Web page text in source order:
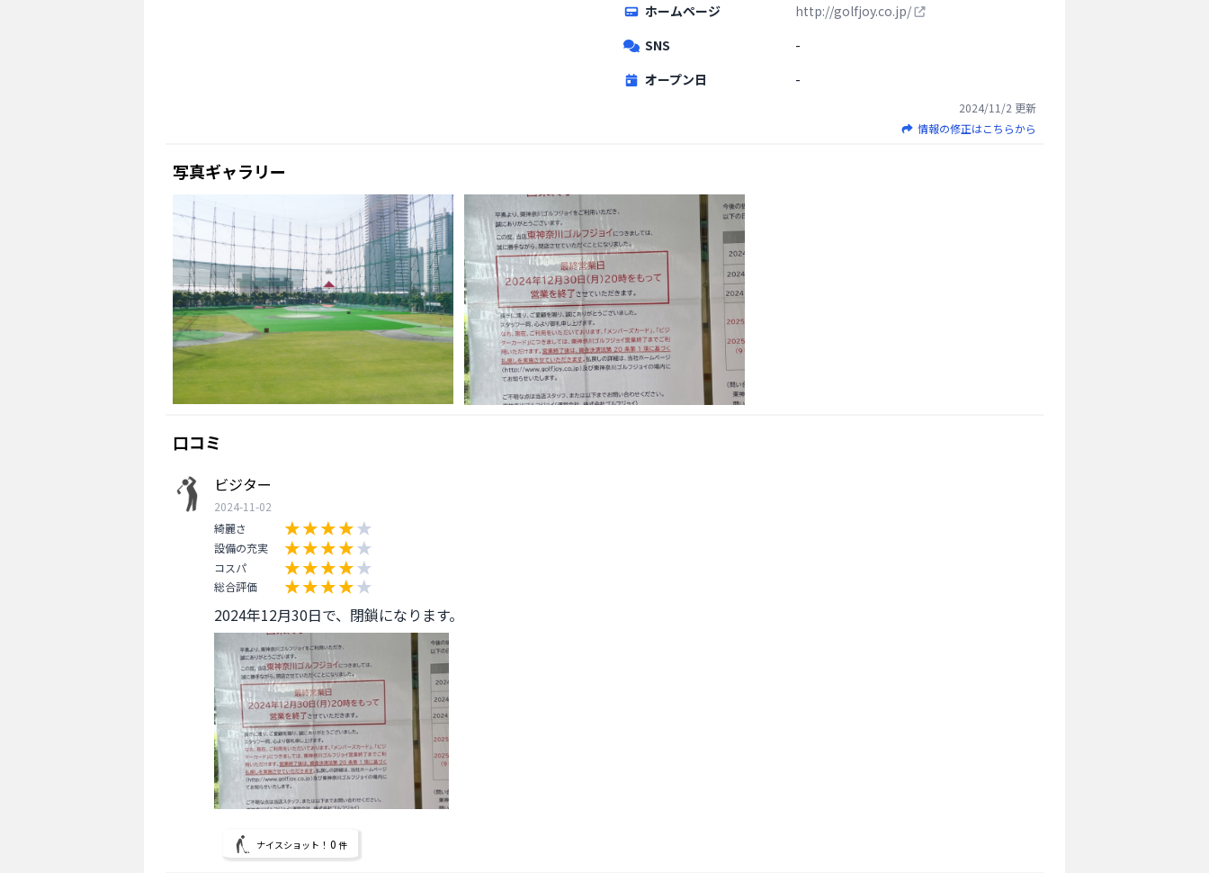
ホームページ
http://golfjoy.co.jp/
SNS
-
オープン日
-
2024/11/2 更新
情報の修正はこちらから
写真ギャラリー
口コミ
ビジター
2024-11-02
綺麗さ
設備の充実
コスパ
総合評価
2024年12月30日で、閉鎖になります。
ナイスショット！ 0 件